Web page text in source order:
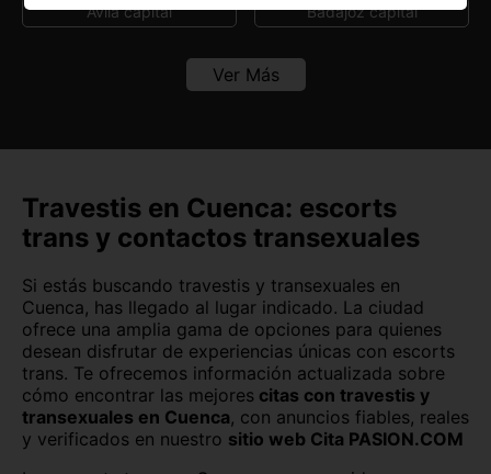
Ávila capital Badajoz capital
Barcelona capital
Cádiz capital Castellón capital
Ceuta capital Ciudad Real capital
Córdoba capital Girona capital
Granada capital Guadalajara capital
Huelva capital Huesca capital
Jaén capital Las Palmas
León capital Lleida capital
Ver Más
Travestis en Cuenca: escorts
trans y contactos transexuales
Si estás buscando travestis y transexuales en
Cuenca, has llegado al lugar indicado. La ciudad
ofrece una amplia gama de opciones para quienes
desean disfrutar de experiencias únicas con escorts
trans. Te ofrecemos información actualizada sobre
cómo encontrar las mejores citas con travestis y
transexuales en Cuenca, con anuncios fiables, reales
y verificados en nuestro sitio web Cita PASION.COM